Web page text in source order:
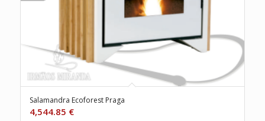
Salamandra Ecoforest Praga
4,544.85 €